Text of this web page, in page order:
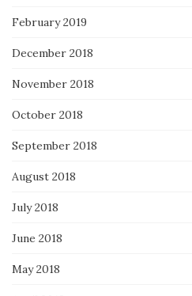
February 2019
December 2018
November 2018
October 2018
September 2018
August 2018
July 2018
June 2018
May 2018